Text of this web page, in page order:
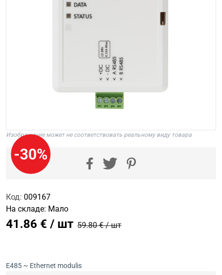
-30%
Изображение может не соответствовать реальному виду товара
Код: 009167
На складе: Мало
41.86 € / шт 59.80 € / шт
E485 ~ Ethernet modulis